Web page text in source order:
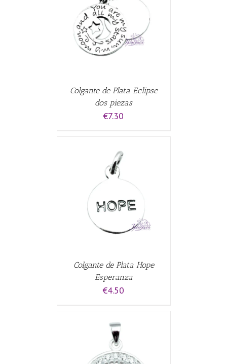
Colgante de Plata Eclipse
dos piezas
€7.30
Colgante de Plata Hope
Esperanza
€4.50